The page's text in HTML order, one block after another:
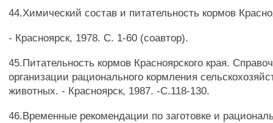
44.Химический состав и питательность кормов
- Красноярск, 1978. С. 1-60 (соавтор).
45.Питательность кормов Красноярского края.
организации рационального кормления
животных. - Красноярск, 1987. -С.118-130.
46.Временные рекомендации по заготовке и